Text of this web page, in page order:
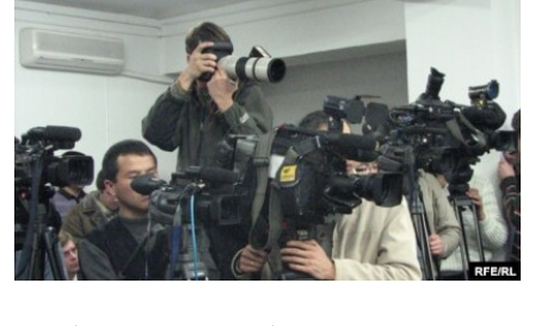
ДАНИСТЕ
ЭЖЕ-СИҢДИЛЕР
ЫҢГАЙСЫЗ СУРООЛОР
ОНЛАЙН ШЕРИНЕ
ЭЕ/АРнун бардык сайттары